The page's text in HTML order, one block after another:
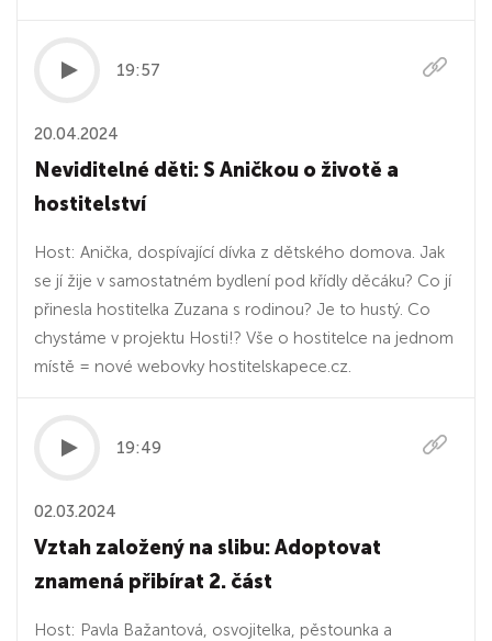
19:57
20.04.2024
Neviditelné děti: S Aničkou o životě a
hostitelství
Host: Anička, dospívající dívka z dětského domova. Jak
se jí žije v samostatném bydlení pod křídly děcáku? Co jí
přinesla hostitelka Zuzana s rodinou? Je to hustý. Co
chystáme v projektu Hosti!? Vše o hostitelce na jednom
místě = nové webovky hostitelskapece.cz.
19:49
02.03.2024
Vztah založený na slibu: Adoptovat
znamená přibírat 2. část
Host: Pavla Bažantová, osvojitelka, pěstounka a